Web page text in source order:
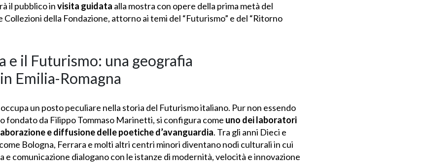
il pubblico invisita guidata alla mostra con opere della prima metà del
della Fondazione, attorno ai temi del “Futurismo” e del “Ritorno
e il Futurismo: una geografia
Emilia-Romagna
occupa un posto peculiare nella storia del Futurismo italiano. Pur non essendo
fondato da Filippo Tommaso Marinetti, si configura come uno dei laboratori
e diffusione delle poetiche d’avanguardia. Tra gli anni Dieci e
Bologna, Ferrara e molti altri centri minori diventano nodi culturali in cui
comunicazione dialogano con le istanze di modernità, velocità e innovazione